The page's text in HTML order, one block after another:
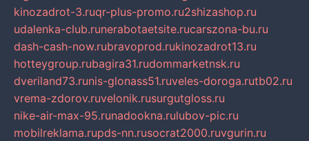
kinozadrot-3.ruqr-plus-promo.ru2shizashop.ru
udalenka-club.runerabotaetsite.rucarszona-bu.ru
dash-cash-now.rubravoprod.rukinozadrot13.ru
hotteygroup.rubagira31.rudommarketnsk.ru
dveriland73.runis-glonass51.ruveles-doroga.rutb02.ru
vrema-zdorov.ruvelonik.rusurgutgloss.ru
nike-air-max-95.runadookna.rulubov-pic.ru
mobilreklama.rupds-nn.rusocrat2000.ruvgurin.ru